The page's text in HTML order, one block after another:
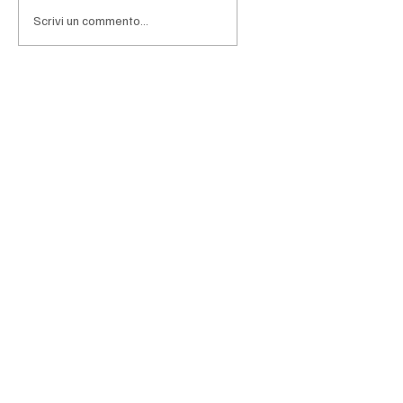
Scrivi un commento...